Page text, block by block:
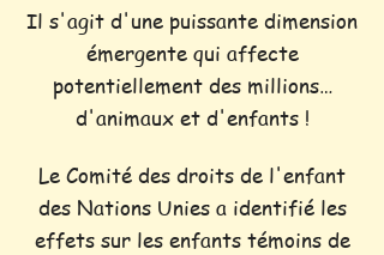
Il s'agit d'une puissante dimension
émergente qui affecte
potentiellement des millions…
d'animaux et d'enfants !
Le Comité des droits de l'enfant
des Nations Unies a identifié les
effets sur les enfants témoins de